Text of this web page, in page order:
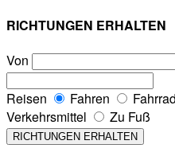
RICHTUNGEN ERHALTEN
Von
Reisen Fahren
Verkehrsmittel
Zu Fuß